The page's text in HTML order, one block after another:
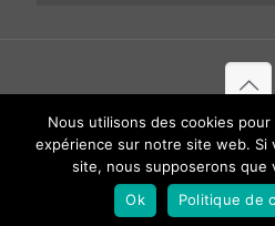
© 2020 Tous droits réservés à
légales|Données
Nous utilisons des cookies
expérience sur notre site web. Si
site, nous supposerons que
Ok
Politique de